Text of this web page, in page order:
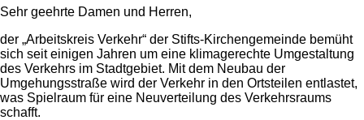
Sehr geehrte Damen und Herren,
der „Arbeitskreis Verkehr“ der Stifts-Kirchengemeinde bemüht
sich seit einigen Jahren um eine klimagerechte Umgestaltung
des Verkehrs im Stadtgebiet. Mit dem Neubau der
Umgehungsstraße wird der Verkehr in den Ortsteilen entlastet,
was Spielraum für eine Neuverteilung des Verkehrsraums
schafft.